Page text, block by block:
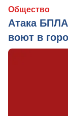
Общество
Атака
воют в